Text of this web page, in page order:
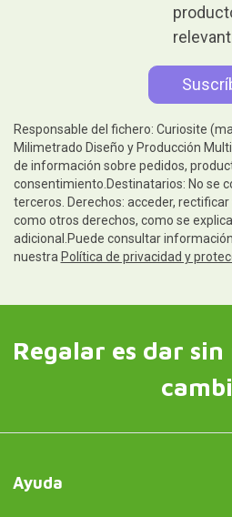
Responsable del fichero: Curiosite
Milimetrado Diseño y Producción
de información sobre pedidos,
consentimiento.Destinatarios: No se
terceros. Derechos: acceder,
como otros derechos, como se
adicional.Puede consultar
nuestra Política de privacidad y
Regalar es dar
Ayuda